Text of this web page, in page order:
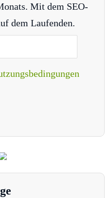
Mit dem SEO-
dem Laufenden.